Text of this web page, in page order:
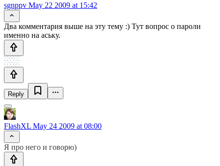
sgnppv May 22 2009 at 15:42
Два комментария выше на эту тему :) Тут вопрос о пароли
именно на аську.
Reply
FlashXL May 24 2009 at 08:00
Я про него и говорю)